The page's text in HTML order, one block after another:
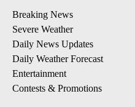
Breaking News
Severe Weather
Daily News Updates
Daily Weather Forecast
Entertainment
Contests & Promotions